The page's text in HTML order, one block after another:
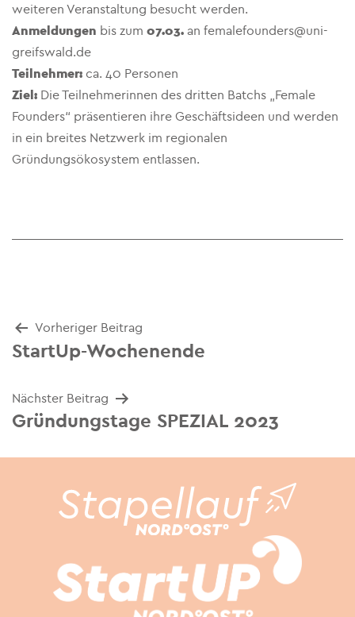
weiteren Veranstaltung besucht werden.
Anmeldungen bis zum 07.03. an femalefounders@uni-
greifswald.de
Teilnehmer: ca. 40 Personen
Ziel: Die Teilnehmerinnen des dritten Batchs „Female
Founders“ präsentieren ihre Geschäftsideen und werden
in ein breites Netzwerk im regionalen
Gründungsökosystem entlassen.
Beitrags-
Navigation
Vorheriger Beitrag
StartUp-Wochenende
Nächster Beitrag
Gründungstage SPEZIAL 2023